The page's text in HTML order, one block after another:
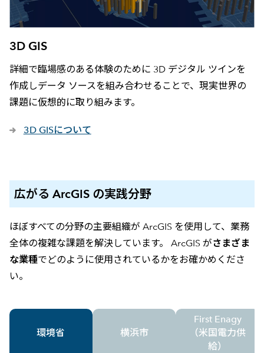
3D GIS
詳細で臨場感のある体験のために 3D デジタル ツインを
作成しデータ ソースを組み合わせることで、現実世界の
課題に仮想的に取り組みます。
3D GISについて
広がる ArcGIS の実践分野
ほぼすべての分野の主要組織が ArcGIS を使用して、業務
全体の複雑な課題を解決しています。 ArcGIS がさまざま
な業種でどのように使用されているかをお確かめくださ
い。
環境省 横浜市
First Enagy
（米国電力供
給）